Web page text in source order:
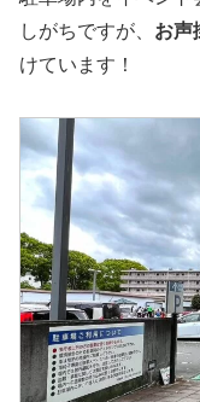
しがちですが、 お声
けています！